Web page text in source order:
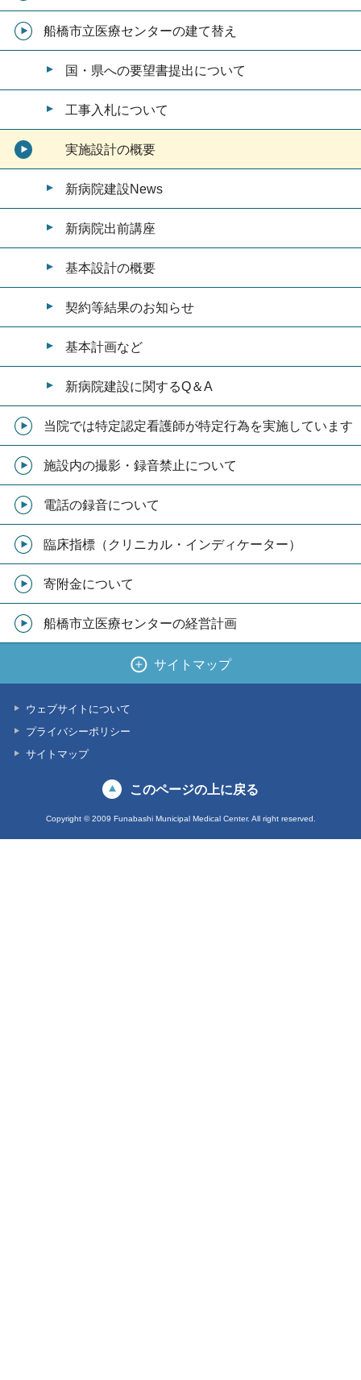
船橋市立医療センターの建て替え
国・県への要望書提出について
工事入札について
実施設計の概要
新病院建設News
新病院出前講座
基本設計の概要
契約等結果のお知らせ
基本計画など
新病院建設に関するQ＆A
当院では特定認定看護師が特定行為を実施しています
施設内の撮影・録音禁止について
電話の録音について
臨床指標（クリニカル・インディケーター）
寄附金について
船橋市立医療センターの経営計画
サイトマップ
ウェブサイトについて
プライバシーポリシー
サイトマップ
このページの上に戻る
Copyright © 2009 Funabashi Municipal Medical Center. All right reserved.